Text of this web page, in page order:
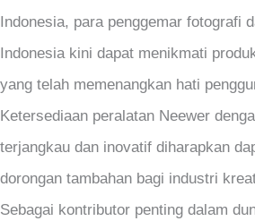
Indonesia, para penggemar fotografi
Indonesia kini dapat menikmati
yang telah memenangkan hati
Ketersediaan peralatan Neewer
terjangkau dan inovatif diharapkan
dorongan tambahan bagi industri
Sebagai kontributor penting dalam